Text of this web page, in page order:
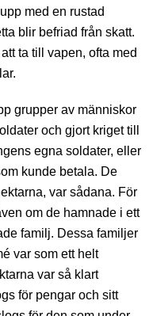
med en rustad
blir befriad från skatt.
ta till vapen, ofta med
grupper av människor
och gjort kriget till
egna soldater, eller
kunde betala. De
var sådana. För
om de hamnade i ett
familj. Dessa familjer
var som ett helt
var så klart
för pengar och sitt